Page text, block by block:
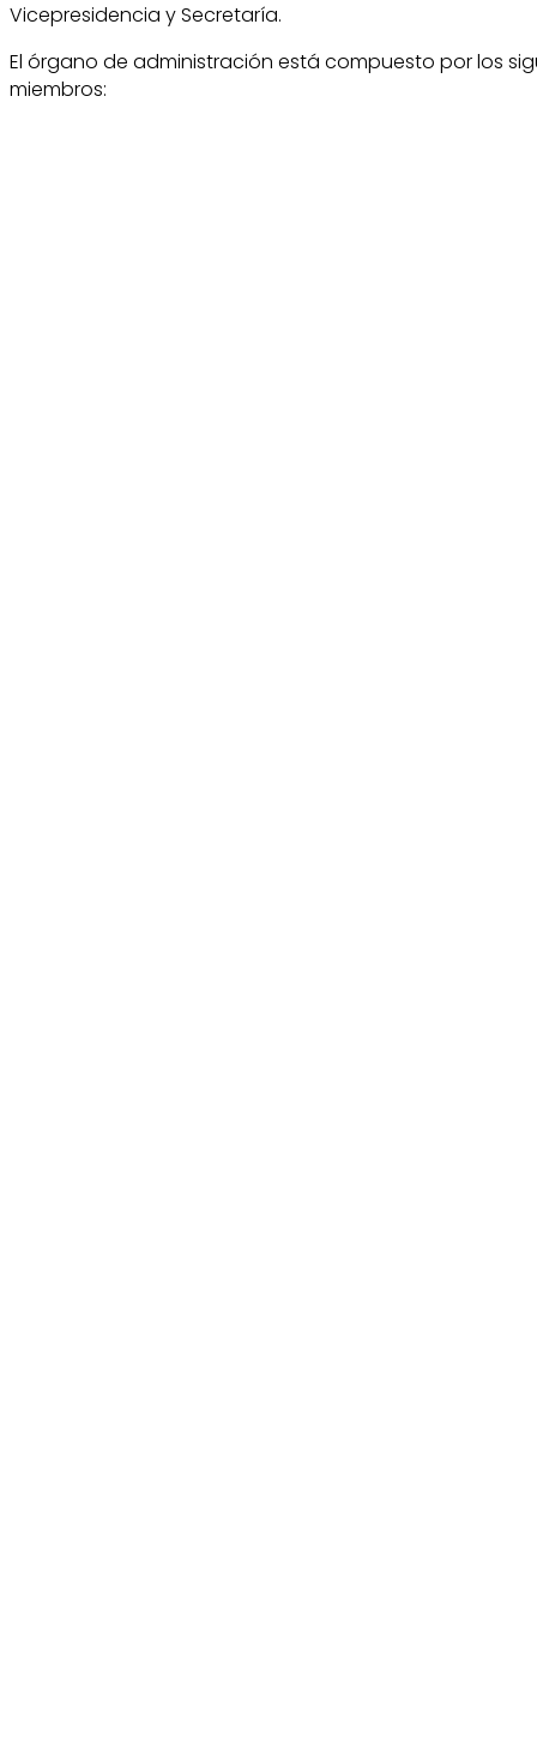
Vicepresidencia y Secretaría.
El órgano de administración está compuesto por los
miembros: